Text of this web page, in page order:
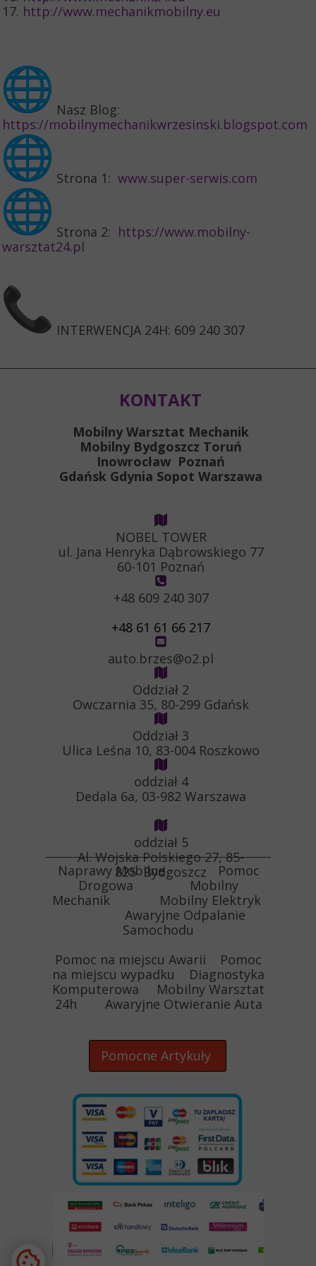
Pomocne Artykuły
KONTAKT
Mobilny Warsztat Mechanik
Mobilny Bydgoszcz Toruń
Inowrocław Poznań
Gdańsk Gdynia Sopot Warszawa
NOBEL TOWER
ul. Jana Henryka Dąbrowskiego 77
60-101 Poznań
+48 609 240 307
+48 61 61 66 217
auto.brzes@o2.pl
Oddział 2
Owczarnia 35, 80-299 Gdańsk
Oddział 3
Ulica Leśna 10, 83-004 Roszkowo
oddział 4
Dedala 6a, 03-982 Warszawa
oddział 5
Al. Wojska Polskiego 27, 85-
825 Bydgoszcz
Naprawy Mobilne Pomoc
Drogowa Mobilny
Mechanik Mobilny Elektryk
Awaryjne Odpalanie
Samochodu
Pomoc na miejscu Awarii Pomoc
na miejscu wypadku Diagnostyka
Komputerowa Mobilny Warsztat
24h Awaryjne Otwieranie Auta
17. http://www.mechanikmobilny.eu
Nasz Blog:
https://mobilnymechanikwrzesinski.blogspot.com
Strona 1: www.super-serwis.com
Strona 2: https://www.mobilny-
warsztat24.pl
INTERWENCJA 24H: 609 240 307